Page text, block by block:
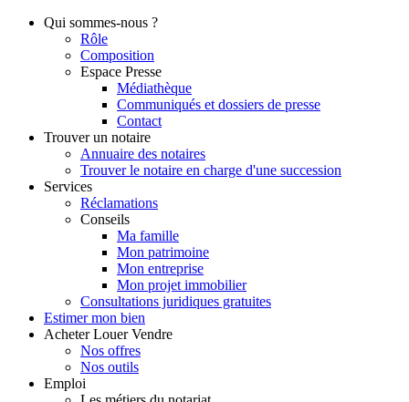
Qui sommes-nous ?
Rôle
Composition
Espace Presse
Médiathèque
Communiqués et dossiers de presse
Contact
Trouver un notaire
Annuaire des notaires
Trouver le notaire en charge d'une succession
Services
Réclamations
Conseils
Ma famille
Mon patrimoine
Mon entreprise
Mon projet immobilier
Consultations juridiques gratuites
Estimer mon bien
Acheter Louer Vendre
Nos offres
Nos outils
Emploi